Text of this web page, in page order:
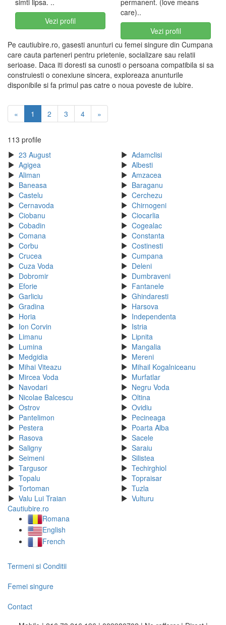
simti lipsa. ..
Vezi profil
permanent. (love means
care)..
Vezi profil
Pe cautiubire.ro, gasesti anunturi cu femei singure din Cumpana
care cauta parteneri pentru prietenie, socializare sau relatii
serioase. Daca iti doresti sa cunosti o persoana compatibila si sa
construiesti o conexiune sincera, exploreaza anunturile
disponibile si fa primul pas catre o noua poveste de iubire.
« 1 2 3 4 »
113 profile
23 August
Adamclisi
Agigea
Albesti
Aliman
Amzacea
Baneasa
Baraganu
Castelu
Cerchezu
Cernavoda
Chirnogeni
Ciobanu
Ciocarlia
Cobadin
Cogealac
Comana
Constanta
Corbu
Costinesti
Crucea
Cumpana
Cuza Voda
Deleni
Dobromir
Dumbraveni
Eforie
Fantanele
Garliciu
Ghindaresti
Gradina
Harsova
Horia
Independenta
Ion Corvin
Istria
Limanu
Lipnita
Lumina
Mangalia
Medgidia
Mereni
Mihai Viteazu
Mihail Kogalniceanu
Mircea Voda
Murfatlar
Navodari
Negru Voda
Nicolae Balcescu
Oltina
Ostrov
Ovidiu
Pantelimon
Pecineaga
Pestera
Poarta Alba
Rasova
Sacele
Saligny
Saraiu
Seimeni
Silistea
Targusor
Techirghiol
Topalu
Topraisar
Tortoman
Tuzla
Valu Lui Traian
Vulturu
Cautiubire.ro
Romana
English
French
Termeni si Conditii
Femei singure
Contact